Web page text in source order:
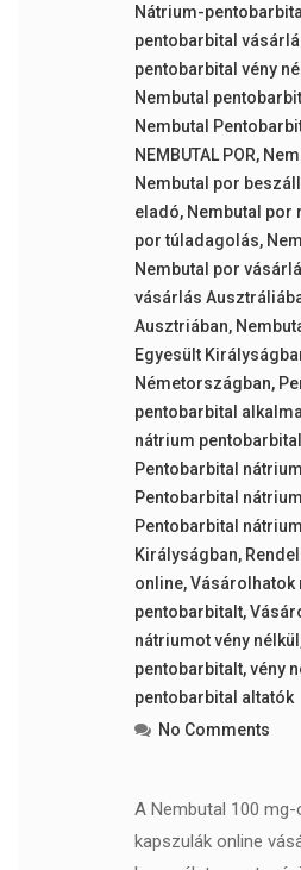
Nátrium-
pentobarbital
pentobarbital vény
Nembutal
Nembutal
NEMBUTAL POR,
Nembutal por
eladó, Nembutal por
por túladagolás,
Nembutal por
vásárlás
Ausztriában,
Egyesült
Németországban,
pentobarbital
nátrium
Pentobarbital
Pentobarbital
Pentobarbital
Királyságban,
online,Vásárolhatok
pentobarbitalt,
nátriumot vény nélkül
pentobarbitalt,vény
pentobarbital altatók
No Comments
A Nembutal 100
kapszulák online